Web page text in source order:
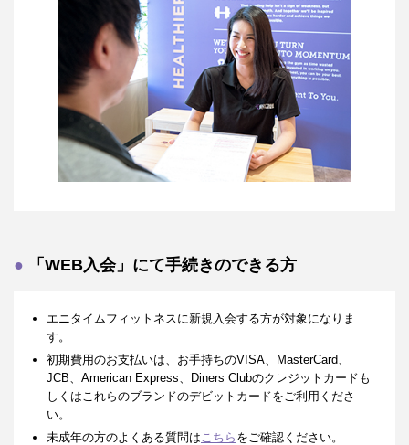
「WEB入会」にて手続きのできる方
エニタイムフィットネスに新規入会する方が対象になりま
す。
初期費用のお支払いは、お手持ちのVISA、MasterCard、
JCB、American Express、Diners Clubのクレジットカードも
しくはこれらのブランドのデビットカードをご利用くださ
い。
未成年の方のよくある質問はこちら をご確認ください。